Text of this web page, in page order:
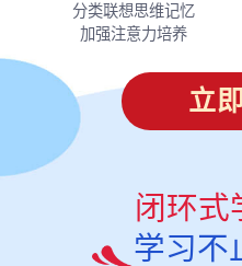
分类联想思维记忆
加强注意力培养
立
闭环式
学习不